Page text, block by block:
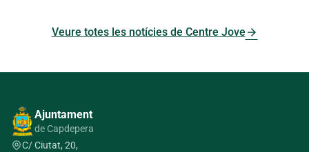
Veure totes les notícies de Centre Jove arrow_forward
Ajuntament
de Capdepera
C/ Ciutat, 20,